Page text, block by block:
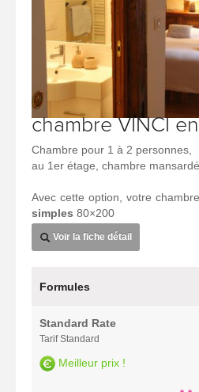
chambre VINCI
Chambre pour 1 à 2 personnes,
au 1er étage, chambre
Avec cette option, votre
simples 80×200
Voir la fiche détail
Formules
Standard Rate
Tarif Standard
Meilleur prix !